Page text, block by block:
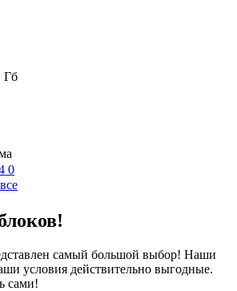
Гб
0
самый большой выбор! Наши
условия действительно выгодные.
сами!